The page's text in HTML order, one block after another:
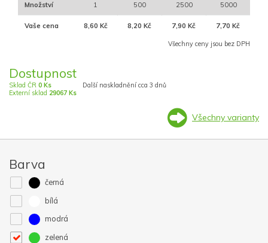
Množství 1 500 2500 5000
Vaše cena 8,60 Kč 8,20 Kč 7,90 Kč 7,70 Kč
Všechny ceny jsou bez DPH
Dostupnost
Sklad ČR 0 Ks
Externí sklad 29067 Ks
Další naskladnění cca 3 dnů
Všechny varianty
Barva
černá
bílá
modrá
zelená